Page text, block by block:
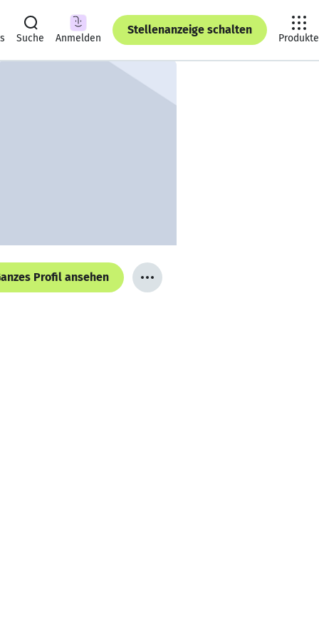
Suche Anmelden
Stellenanzeige schalten
Produkte
Profil ansehen